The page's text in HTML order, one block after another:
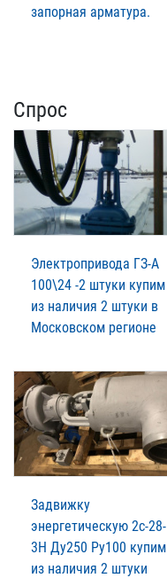
запорная арматура.
Спрос
Электропривода ГЗ-А
100\24 -2 штуки купим
из наличия 2 штуки в
Московском регионе
Задвижку
энергетическую 2с-28-
3Н Ду250 Ру100 купим
из наличия 2 штуки